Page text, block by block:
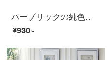
パーブリックの純色ソファカバーは冬のウールの厚いリビングルームに通用する滑り止め弾力性のあるソファマットの全カバーの絨毯-グレーブルーの3人の長さは190-240 cmで、小貴妃(単品)に使用できます。
¥930~